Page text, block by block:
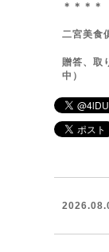
＊＊＊＊
二宮美食
贈答、取
中）